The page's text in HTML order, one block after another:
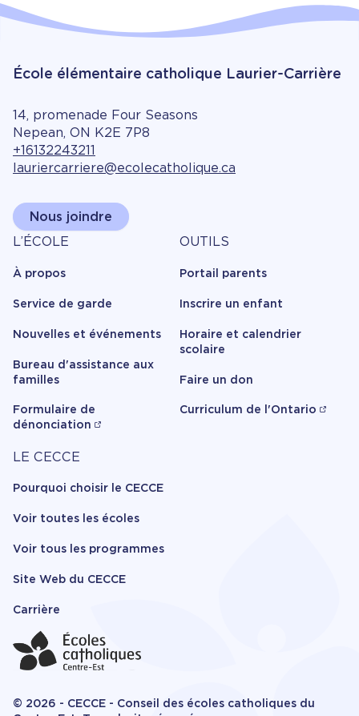
École élémentaire catholique Laurier-Carrière
14, promenade Four Seasons
Nepean, ON K2E 7P8
+16132243211
lauriercarriere@ecolecatholique.ca
Nous joindre
À
propos
L’ÉCOLE
À propos
Service de garde
Nouvelles et événements
Bureau d'assistance aux
familles
Formulaire de
dénonciation
Outils
OUTILS
Portail parents
Inscrire un enfant
Horaire et calendrier
scolaire
Faire un don
Curriculum de l'Ontario
Carrière
LE CECCE
Pourquoi choisir le CECCE
Voir toutes les écoles
Voir tous les programmes
Site Web du CECCE
Carrière
© 2026 - CECCE - Conseil des écoles catholiques du